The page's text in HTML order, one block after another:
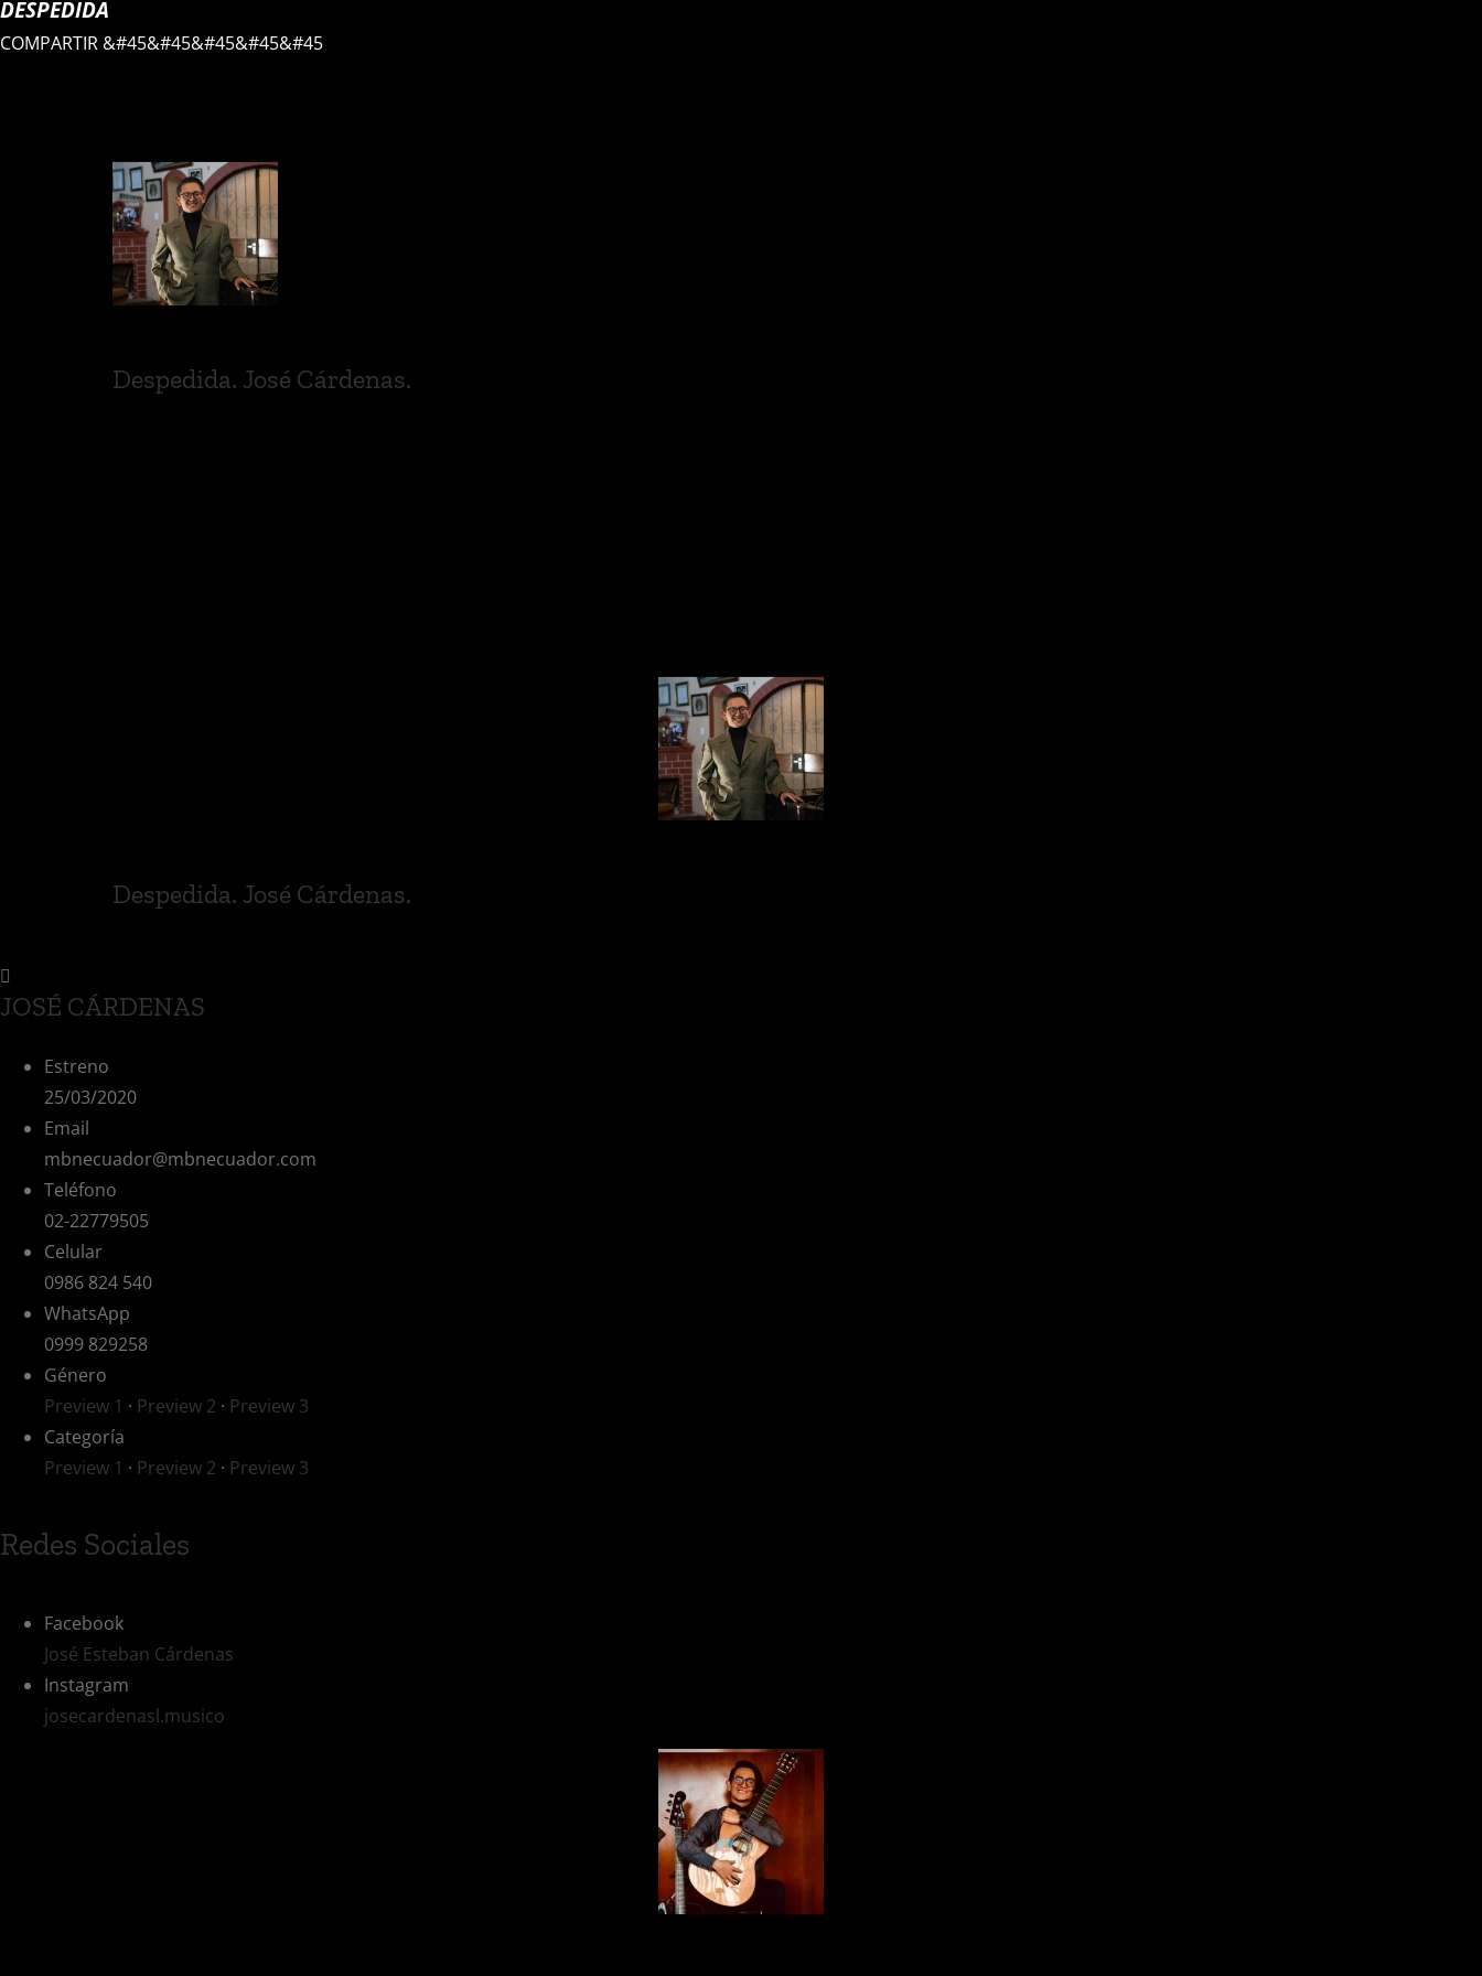
DESPEDIDA
COMPARTIR &#45&#45&#45&#45&#45
Despedida. José Cárdenas.
Despedida. José Cárdenas.
JOSÉ CÁRDENAS
Estreno
25/03/2020
Email
mbnecuador@mbnecuador.com
Teléfono
02-22779505
Celular
0986 824 540
WhatsApp
0999 829258
Género
Preview 1 · Preview 2 · Preview 3
Categoría
Preview 1 · Preview 2 · Preview 3
Redes Sociales
Facebook
José Esteban Cárdenas
Instagram
josecardenasl.musico